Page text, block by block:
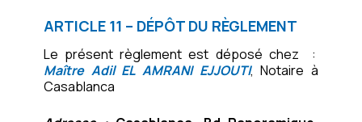
ARTICLE 11 – DÉPÔT DU RÈGLEMENT
Le présent règlement est déposé chez :
Maître Adil EL AMRANI EJJOUTI, Notaire à
Casablanca